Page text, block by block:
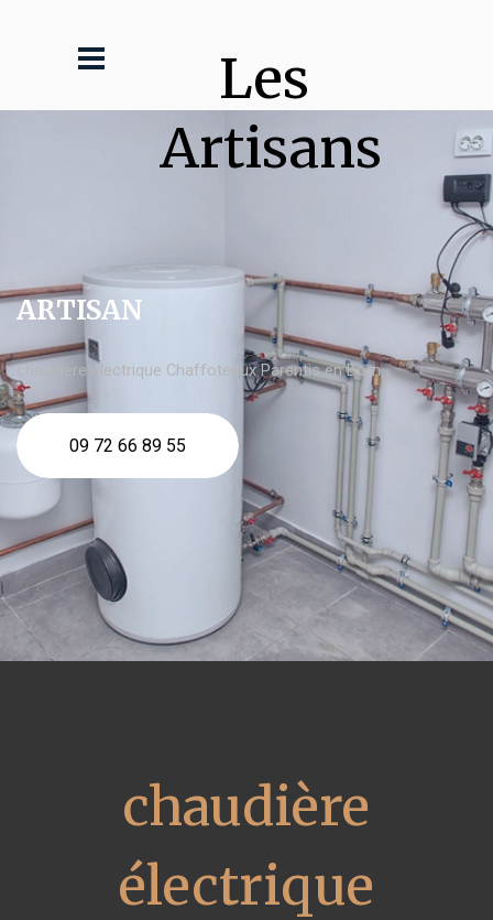
Les
Artisans
ARTISAN
chaudière électrique Chaffoteaux Parentis en Born
09 72 66 89 55
chaudière
électrique